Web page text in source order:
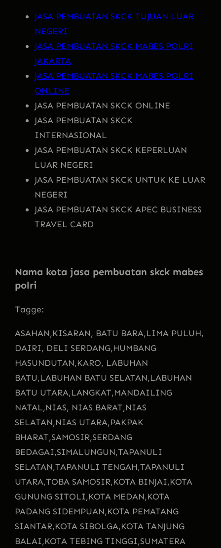
JASA PEMBUATAN SKCK TUJUAN LUAR
NEGERI
JASA PEMBUATAN SKCK MABES POLRI
JAKARTA
JASA PEMBUATAN SKCK MABES POLRI
ONLINE
JASA PEMBUATAN SKCK ONLINE
JASA PEMBUATAN SKCK
INTERNASIONAL
JASA PEMBUATAN SKCK KEPERLUAN
LUAR NEGERI
JASA PEMBUATAN SKCK UNTUK KE LUAR
NEGERI
JASA PEMBUATAN SKCK APEC BUSINESS
TRAVEL CARD
Nama kota jasa pembuatan skck mabes
polri
Tagge:
ASAHAN,KISARAN, BATU BARA,LIMA PULUH,
DAIRI, DELI SERDANG,HUMBANG
HASUNDUTAN,KARO, LABUHAN
BATU,LABUHAN BATU SELATAN,LABUHAN
BATU UTARA,LANGKAT,MANDAILING
NATAL,NIAS, NIAS BARAT,NIAS
SELATAN,NIAS UTARA,PAKPAK
BHARAT,SAMOSIR,SERDANG
BEDAGAI,SIMALUNGUN,TAPANULI
SELATAN,TAPANULI TENGAH,TAPANULI
UTARA,TOBA SAMOSIR,KOTA BINJAI,KOTA
GUNUNG SITOLI,KOTA MEDAN,KOTA
PADANG SIDEMPUAN,KOTA PEMATANG
SIANTAR,KOTA SIBOLGA,KOTA TANJUNG
BALAI,KOTA TEBING TINGGI,SUMATERA